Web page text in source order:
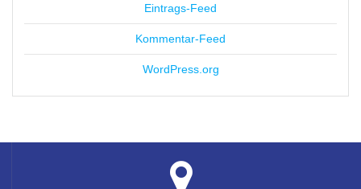
Eintrags-Feed
Kommentar-Feed
WordPress.org